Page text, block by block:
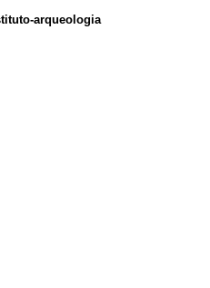
arqueologia